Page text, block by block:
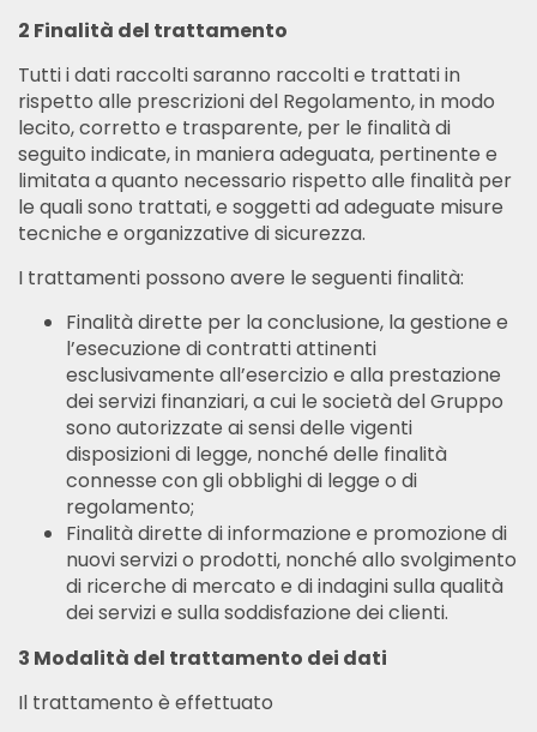
2 Finalità del trattamento
Tutti i dati raccolti saranno raccolti e trattati in
rispetto alle prescrizioni del Regolamento, in modo
lecito, corretto e trasparente, per le finalità di
seguito indicate, in maniera adeguata, pertinente e
limitata a quanto necessario rispetto alle finalità per
le quali sono trattati, e soggetti ad adeguate misure
tecniche e organizzative di sicurezza.
I trattamenti possono avere le seguenti finalità:
Finalità dirette per la conclusione, la gestione e
l’esecuzione di contratti attinenti
esclusivamente all’esercizio e alla prestazione
dei servizi finanziari, a cui le società del Gruppo
sono autorizzate ai sensi delle vigenti
disposizioni di legge, nonché delle finalità
connesse con gli obblighi di legge o di
regolamento;
Finalità dirette di informazione e promozione di
nuovi servizi o prodotti, nonché allo svolgimento
di ricerche di mercato e di indagini sulla qualità
dei servizi e sulla soddisfazione dei clienti.
3 Modalità del trattamento dei dati
Il trattamento è effettuato